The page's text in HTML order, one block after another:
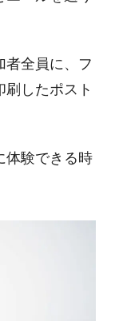
者全員に、フ
刷したポスト
体験できる時